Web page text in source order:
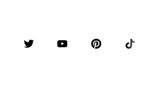
Premium